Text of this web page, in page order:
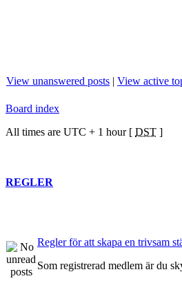
View unanswered posts | View active
Board index
All times are UTC + 1 hour [ DST ]
REGLER
Regler för att skapa en trivsam
Som registrerad medlem är du